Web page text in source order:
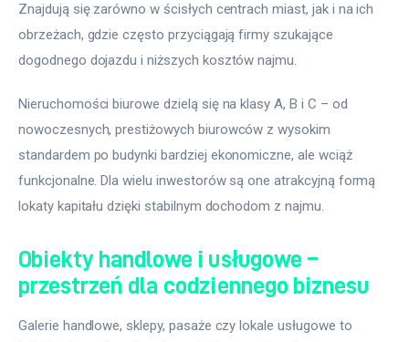
Znajdują się zarówno w ścisłych centrach miast, jak i na ich
obrzeżach, gdzie często przyciągają firmy szukające
dogodnego dojazdu i niższych kosztów najmu.
Nieruchomości biurowe dzielą się na klasy A, B i C – od
nowoczesnych, prestiżowych biurowców z wysokim
standardem po budynki bardziej ekonomiczne, ale wciąż
funkcjonalne. Dla wielu inwestorów są one atrakcyjną formą
lokaty kapitału dzięki stabilnym dochodom z najmu.
Obiekty handlowe i usługowe –
przestrzeń dla codziennego biznesu
Galerie handlowe, sklepy, pasaże czy lokale usługowe to